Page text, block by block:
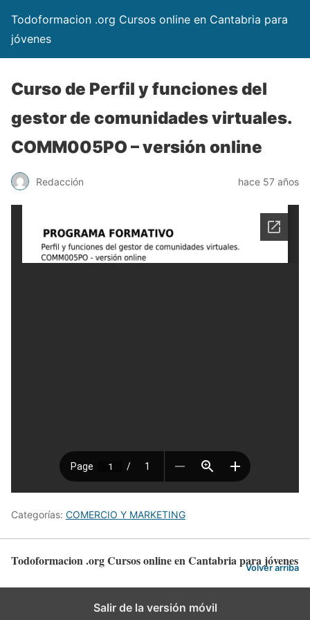
Todoformacion .org Cursos online en Cantabria para
jóvenes
Curso de Perfil y funciones del
gestor de comunidades virtuales.
COMM005PO – versión online
Redacción hace 57 años
Categorías: COMERCIO Y MARKETING
Todoformacion .org Cursos online en Cantabria para jóvenes
Volver arriba
Salir de la versión móvil